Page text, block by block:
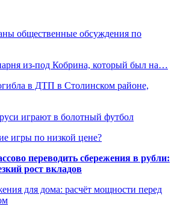
общественные обсуждения по
из-под Кобрина, который был на…
в ДТП в Столинском районе,
играют в болотный футбол
игры по низкой цене?
переводить сбережения в рубли:
рост вкладов
для дома: расчёт мощности перед